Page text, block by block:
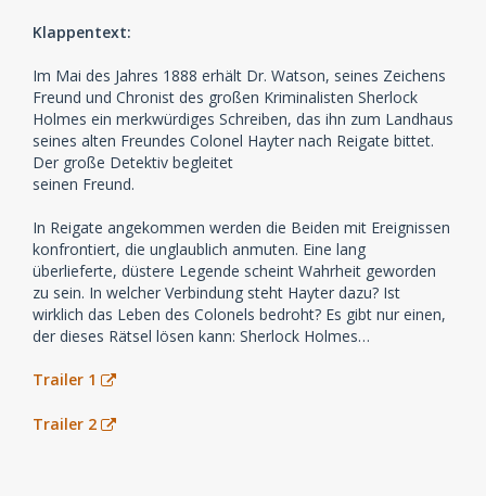
Klappentext:
Im Mai des Jahres 1888 erhält Dr. Watson, seines Zeichens
Freund und Chronist des großen Kriminalisten Sherlock
Holmes ein merkwürdiges Schreiben, das ihn zum Landhaus
seines alten Freundes Colonel Hayter nach Reigate bittet.
Der große Detektiv begleitet
seinen Freund.
In Reigate angekommen werden die Beiden mit Ereignissen
konfrontiert, die unglaublich anmuten. Eine lang
überlieferte, düstere Legende scheint Wahrheit geworden
zu sein. In welcher Verbindung steht Hayter dazu? Ist
wirklich das Leben des Colonels bedroht? Es gibt nur einen,
der dieses Rätsel lösen kann: Sherlock Holmes…
Trailer 1
Trailer 2